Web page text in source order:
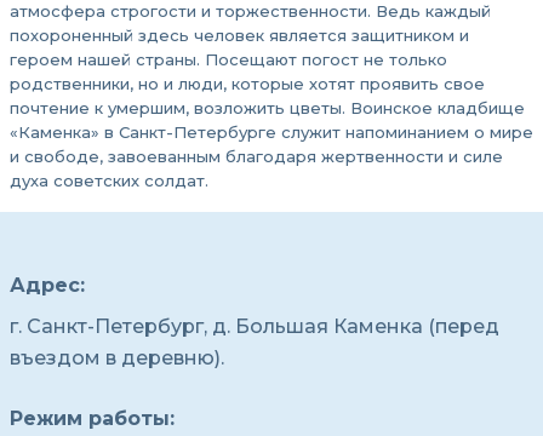
атмосфера строгости и торжественности. Ведь каждый
похороненный здесь человек является защитником и
героем нашей страны. Посещают погост не только
родственники, но и люди, которые хотят проявить свое
почтение к умершим, возложить цветы. Воинское кладбище
«Каменка» в Санкт-Петербурге служит напоминанием о мире
и свободе, завоеванным благодаря жертвенности и силе
духа советских солдат.
Адрес:
г. Санкт-Петербург, д. Большая Каменка (перед
въездом в деревню).
Режим работы: